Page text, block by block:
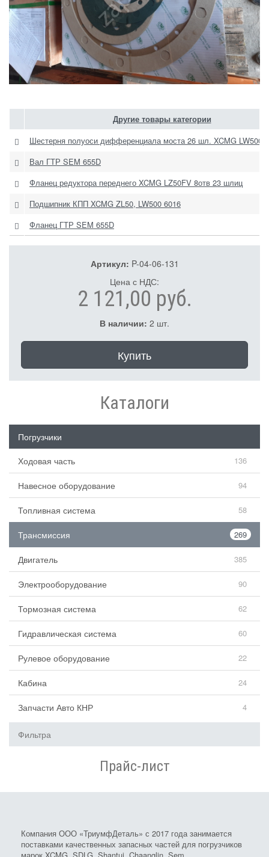
Другие товары категории
Шестерня полуоси дифференциала моста 26 шл. XCMG
Вал ГТР SEM 655D
Фланец редуктора переднего XCMG LZ50FV 8отв 23 шлиц
Подшипник КПП XCMG ZL50, LW500 6016
Фланец ГТР SEM 655D
Артикул: P-04-06-131
Цена с НДС:
2 121,00 руб.
В наличии: 2 шт.
Купить
Каталоги
Погрузчики
Ходовая часть
136
Навесное оборудование 94
Топливная система 58
Трансмиссия 269
Двигатель 385
Электрооборудование 90
Тормозная система 62
Гидравлическая система 60
Рулевое оборудование 22
Кабина 24
Запчасти Авто КНР 4
Фильтра
Прайс-лист
Компания ООО «ТриумфДеталь» с 2017 года занимается
поставками качественных запасных частей для погрузчиков